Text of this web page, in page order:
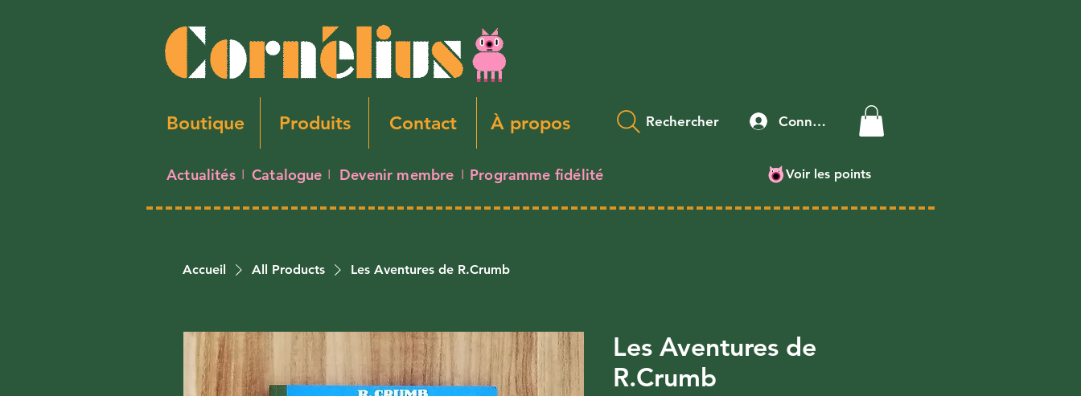
Boutique Produits Contact À propos Rechercher
Actualités I Catalogue I Devenir membre I Programme fidélité
Connexion
Voir les points
Accueil All Products Les Aventures de R.Crumb
Les Aventures de
R.Crumb